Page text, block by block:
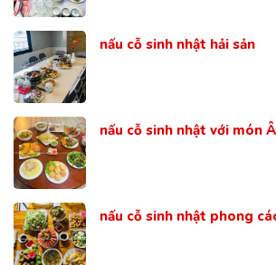
nấu cỗ sinh nhật hải sản
nấu cỗ sinh nhật với món
nấu cỗ sinh nhật phong